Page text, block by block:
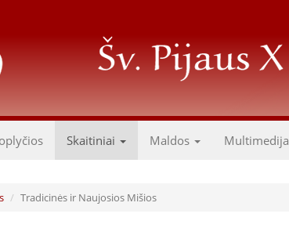
Skaitiniai Maldos Multimedija
Tradicinės ir Naujosios Mišios